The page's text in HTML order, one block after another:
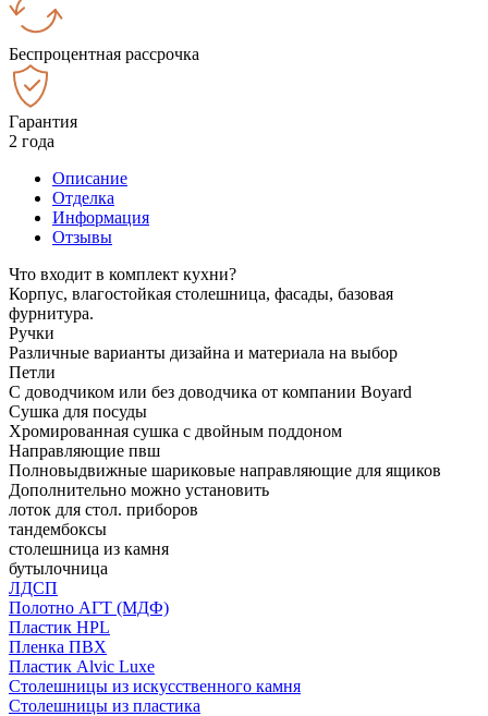
Беспроцентная рассрочка
Гарантия
2 года
Описание
Отделка
Информация
Отзывы
Что входит в комплект кухни?
Корпус, влагостойкая столешница, фасады, базовая
фурнитура.
Ручки
Различные варианты дизайна и материала на выбор
Петли
С доводчиком или без доводчика от компании Boyard
Сушка для посуды
Хромированная сушка с двойным поддоном
Направляющие пвш
Полновыдвижные шариковые направляющие для ящиков
Дополнительно можно установить
лоток для стол. приборов
тандембоксы
столешница из камня
бутылочница
ЛДСП
Полотно АГТ (МДФ)
Пластик HPL
Пленка ПВХ
Пластик Alvic Luxe
Столешницы из искусственного камня
Столешницы из пластика